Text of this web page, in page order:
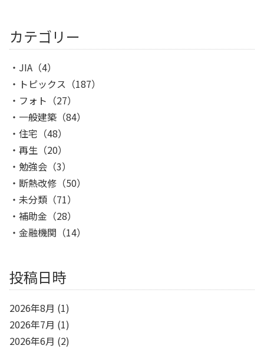
カテゴリー
JIA （4）
トピックス （187）
フォト （27）
一般建築 （84）
住宅 （48）
再生 （20）
勉強会 （3）
断熱改修 （50）
未分類 （71）
補助金 （28）
金融機関 （14）
投稿日時
2026年8月 (1)
2026年7月 (1)
2026年6月 (2)